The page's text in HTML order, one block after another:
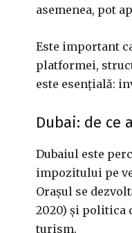
asemenea, pot
Este important
platformei,
este esențială:
Dubai: de
Dubaiul este
impozitului pe
Orașul se
2020) și politica
turism.